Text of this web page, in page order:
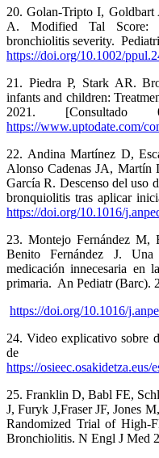
20. Golan-Tripto I,
A. Modified Tal Score:
bronchiolitis severity.
https://doi.org/10.1002/
21. Piedra P, Stark AR.
infants and children:
2021. [Consultado
https://www.uptodate.com/
22. Andina Martínez D,
Alonso Cadenas JA, Martín
García R. Descenso del uso
bronquiolitis tras aplicar
https://doi.org/10.1016/
23. Montejo Fernández
Benito Fernández J.
medicación innecesaria en
primaria. An Pediatr (Barc).
https://doi.org/10.1016/
24. Video explicativo sobre
de
https://
25. Franklin D, Babl FE,
J, Furyk J,Fraser JF, Jones
Randomized Trial of High-
Bronchiolitis. N Engl J Med